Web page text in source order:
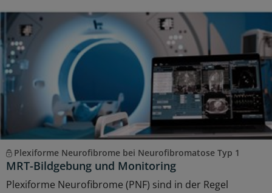
Plexiforme Neurofibrome bei Neurofibromatose Typ 1
MRT-Bildgebung und Monitoring
Plexiforme Neurofibrome (PNF) sind in der Regel